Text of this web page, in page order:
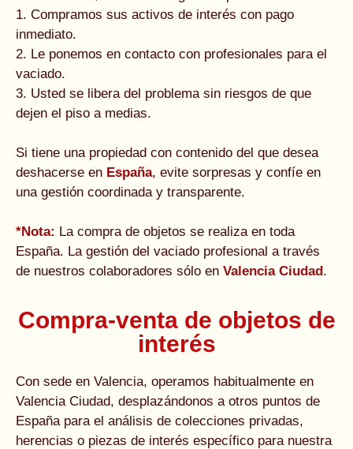
1. Compramos sus activos de interés con pago
inmediato.
2. Le ponemos en contacto con profesionales para el
vaciado.
3. Usted se libera del problema sin riesgos de que
dejen el piso a medias.
Si tiene una propiedad con contenido del que desea
deshacerse en España, evite sorpresas y confíe en
una gestión coordinada y transparente.
*Nota: La compra de objetos se realiza en toda
España. La gestión del vaciado profesional a través
de nuestros colaboradores sólo en Valencia Ciudad.
Compra-venta de objetos de
interés
Con sede en Valencia, operamos habitualmente en
Valencia Ciudad, desplazándonos a otros puntos de
España para el análisis de colecciones privadas,
herencias o piezas de interés específico para nuestra